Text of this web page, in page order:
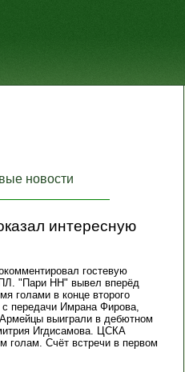
новости
интересную
гостевую
"Пари НН" вывел вперёд
голами в конце второго
с передачи Имрана Фирова,
выиграли в дебютном
Игдисамова. ЦСКА
голам. Счёт встречи в первом